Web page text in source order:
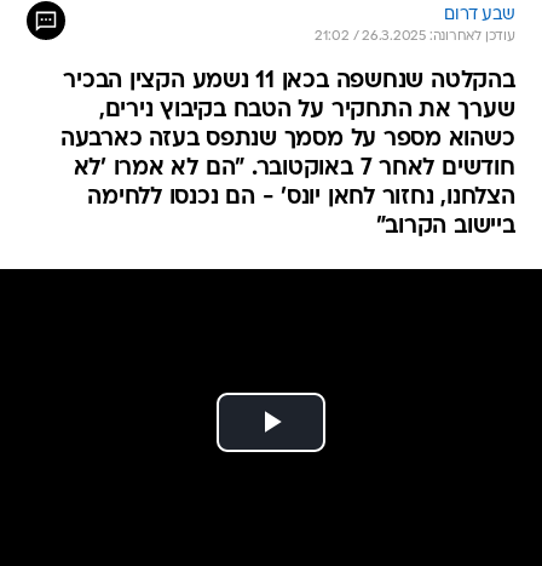
שבע דרום
עודכן לאחרונה: 26.3.2025 / 21:02
בהקלטה שנחשפה בכאן 11 נשמע הקצין הבכיר
שערך את התחקיר על הטבח בקיבוץ נירים,
כשהוא מספר על מסמך שנתפס בעזה כארבעה
חודשים לאחר 7 באוקטובר. "הם לא אמרו 'לא
הצלחנו, נחזור לחאן יונס' - הם נכנסו ללחימה
ביישוב הקרוב"